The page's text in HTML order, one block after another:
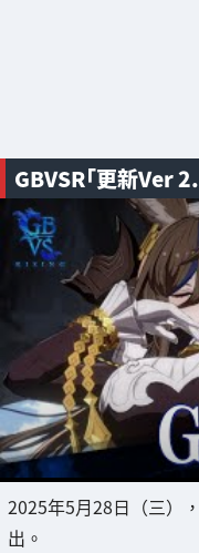
GBVSR「更新Ver
2025年5月28日（三）
出。